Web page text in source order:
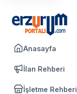
Anasayfa
İlan Rehberi
İşletme Rehberi